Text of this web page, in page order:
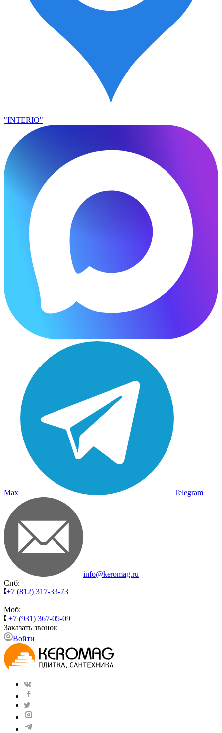
"INTERIO"
Max Telegram
info@keromag.ru
Спб:
+7 (812) 317-33-73
Моб:
+7 (931) 367-05-09
Заказать звонок
Войти